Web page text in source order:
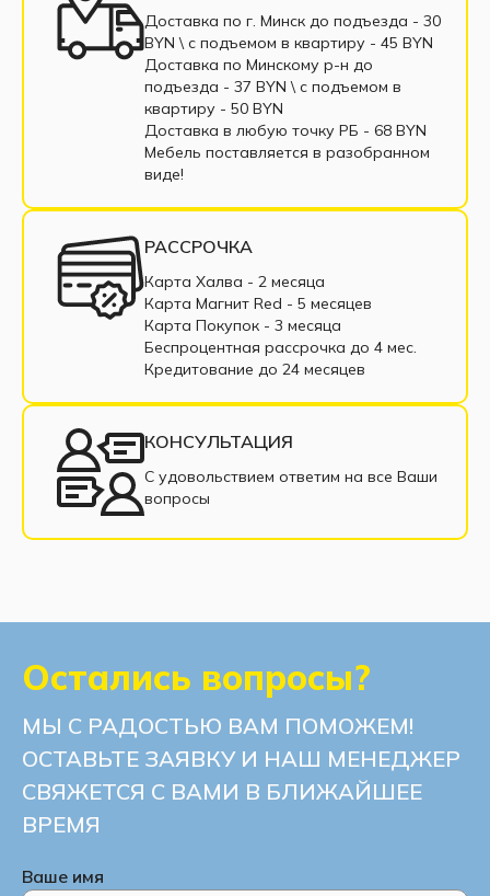
Стул черный
Стул со спинкой
Деревянные табуретки
Доставка по г. Минск до подъезда - 30
BYN \ c подъемом в квартиру - 45 BYN
Доставка по Минскому р-н до
подъезда - 37 BYN \ c подъемом в
квартиру - 50 BYN
Доставка в любую точку РБ - 68 BYN
Мебель поставляется в разобранном
виде!
РАССРОЧКА
Карта Халва - 2 месяца
Карта Магнит Red - 5 месяцев
Карта Покупок - 3 месяца
Беспроцентная рассрочка до 4 мес.
Кредитование до 24 месяцев
КОНСУЛЬТАЦИЯ
С удовольствием ответим на все Ваши
вопросы
Остались вопросы?
МЫ С РАДОСТЬЮ ВАМ ПОМОЖЕМ!
ОСТАВЬТЕ ЗАЯВКУ И НАШ МЕНЕДЖЕР
СВЯЖЕТСЯ С ВАМИ В БЛИЖАЙШЕЕ
ВРЕМЯ
Ваше имя